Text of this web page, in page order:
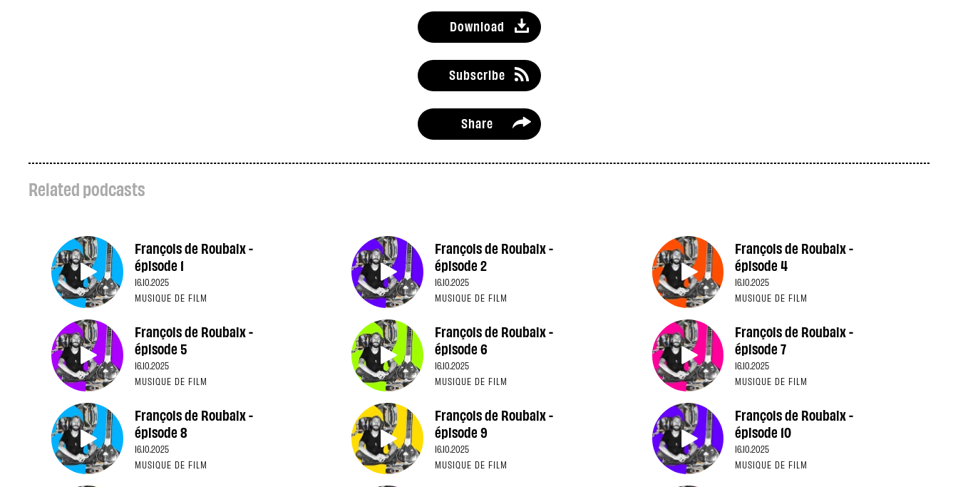
Download
Subscribe
Share
Related podcasts
François de Roubaix -
épisode 1
16.10.2025
MUSIQUE DE FILM
François de Roubaix -
épisode 2
16.10.2025
MUSIQUE DE FILM
François de Roubaix -
épisode 4
16.10.2025
MUSIQUE DE FILM
François de Roubaix -
épisode 5
16.10.2025
MUSIQUE DE FILM
François de Roubaix -
épisode 6
16.10.2025
MUSIQUE DE FILM
François de Roubaix -
épisode 7
16.10.2025
MUSIQUE DE FILM
François de Roubaix -
épisode 8
16.10.2025
MUSIQUE DE FILM
François de Roubaix -
épisode 9
16.10.2025
MUSIQUE DE FILM
François de Roubaix -
épisode 10
16.10.2025
MUSIQUE DE FILM